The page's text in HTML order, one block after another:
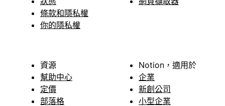
條款和隱私權
你的隱私權
資源
幫助中心
定價
部落格
Notion，適用於
企業
新創公司
小型企業